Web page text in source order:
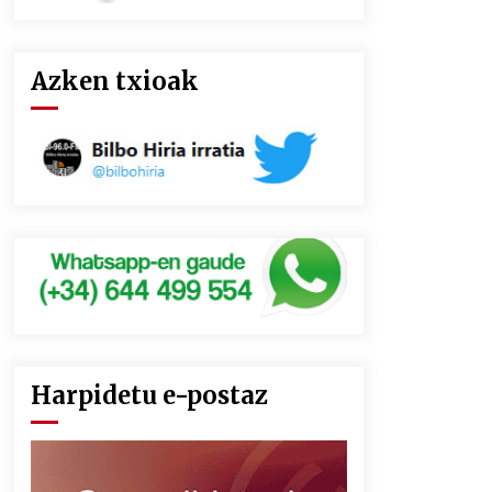
Azken txioak
Harpidetu e-postaz